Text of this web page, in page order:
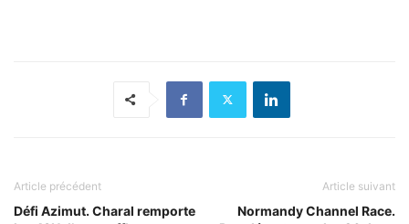
Article précédent
Défi Azimut. Charal remporte
Article suivant
Normandy Channel Race.